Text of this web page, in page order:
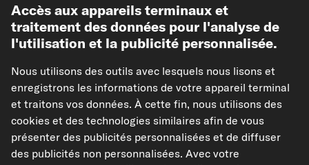
Autre de carpardoo
Aide & soutien
Accès aux appareils terminaux et
traitement des données pour l'analyse de
l'utilisation et la publicité personnalisée.
Nous utilisons des outils avec lesquels nous lisons et
enregistrons les informations de votre appareil terminal
et traitons vos données. À cette fin, nous utilisons des
cookies et des technologies similaires afin de vous
présenter des publicités personnalisées et de diffuser
des publicités non personnalisées. Avec votre